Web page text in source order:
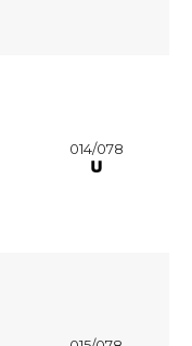
014/078